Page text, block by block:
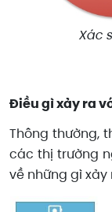
Xác
Điều gì xảy ra
Thông thường,
các thị trường
về những gì